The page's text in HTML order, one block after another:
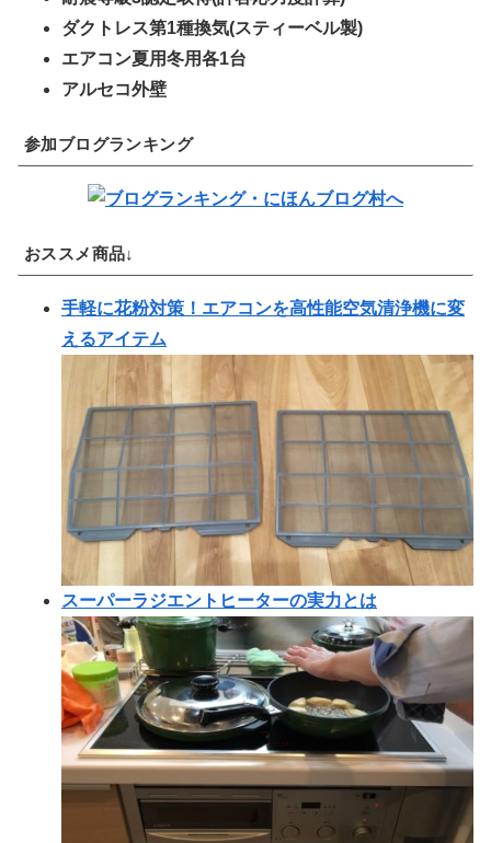
ダクトレス第1種換気(スティーベル製)
エアコン夏用冬用各1台
アルセコ外壁
参加ブログランキング
おススメ商品↓
手軽に花粉対策！エアコンを高性能空気清浄機に変
えるアイテム
スーパーラジエントヒーターの実力とは